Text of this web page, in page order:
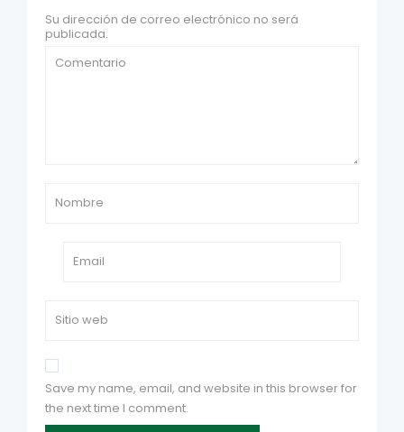
Su dirección de correo electrónico no será
publicada.
Save my name, email, and website in this browser for
the next time I comment.